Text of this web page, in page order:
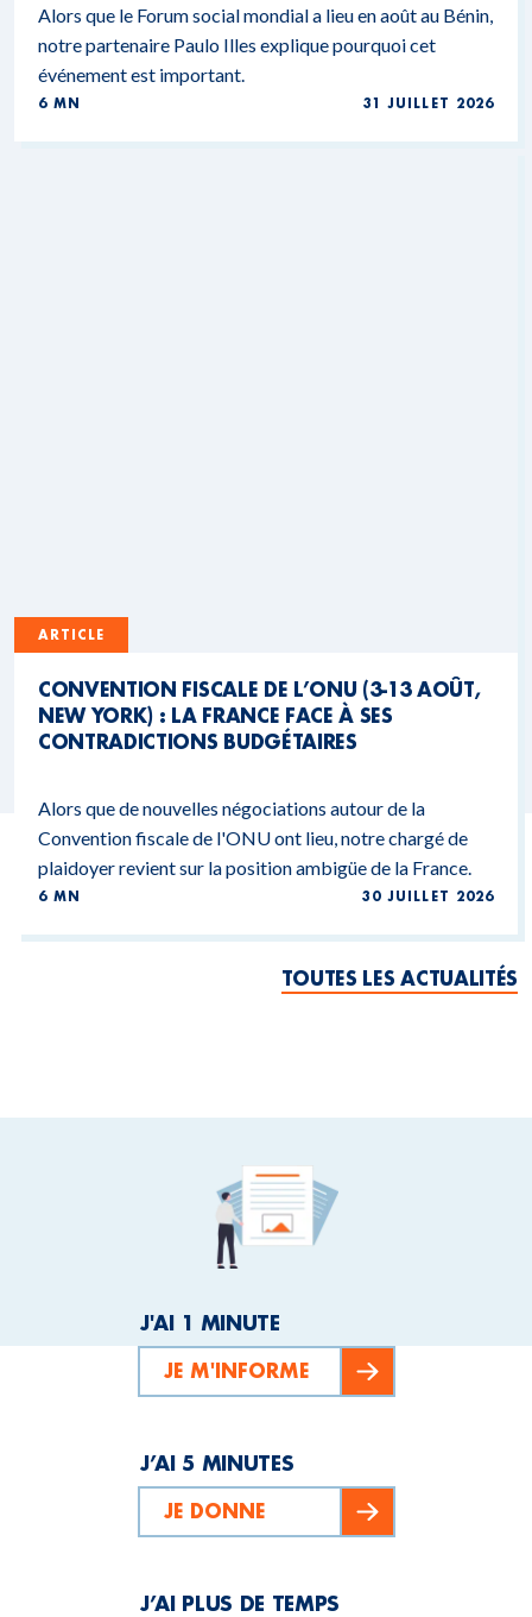
Alors que le Forum social mondial a lieu en août au Bénin,
notre partenaire Paulo Illes explique pourquoi cet
événement est important.
6 MN 31 JUILLET 2026
ARTICLE
CONVENTION FISCALE DE L’ONU (3-13 AOÛT,
NEW YORK) : LA FRANCE FACE À SES
CONTRADICTIONS BUDGÉTAIRES
Alors que de nouvelles négociations autour de la
Convention fiscale de l'ONU ont lieu, notre chargé de
plaidoyer revient sur la position ambigüe de la France.
6 MN 30 JUILLET 2026
TOUTES LES ACTUALITÉS
J'AI 1 MINUTE
JE M'INFORME
J’AI 5 MINUTES
JE DONNE
J’AI PLUS DE TEMPS